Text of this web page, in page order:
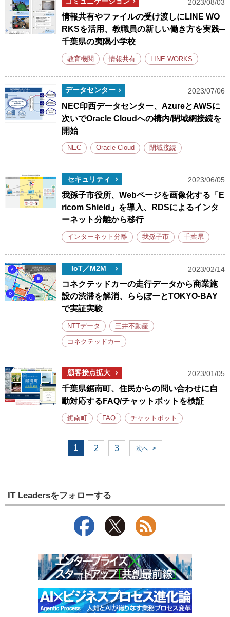
2023/08/03
情報共有やファイルの受け渡しにLINE WO
RKSを活用、教職員の新しい働き方を実践─
千葉県の夷隅小学校
教育機関 情報共有 LINE WORKS
データセンター 2023/07/06
NEC印西データセンター、AzureとAWSに
次いでOracle Cloudへの構内/閉域網接続を
開始
NEC Oracle Cloud 閉域接続
セキュリティ 2023/06/05
我孫子市役所、Webページを画像化する「E
ricom Shield」を導入、RDSによるインタ
ーネット分離から移行
インターネット分離 我孫子市 千葉県
IoT／M2M 2023/02/14
コネクテッドカーの走行データから商業施
設の渋滞を解消、ららぽーとTOKYO-BAY
で実証実験
NTTデータ 三井不動産
コネクテッドカー
顧客接点拡大 2023/01/05
千葉県鋸南町、住民からの問い合わせに自
動対応するFAQ/チャットボットを検証
鋸南町 FAQ チャットボット
1 2 3 次へ >
IT Leadersをフォローする